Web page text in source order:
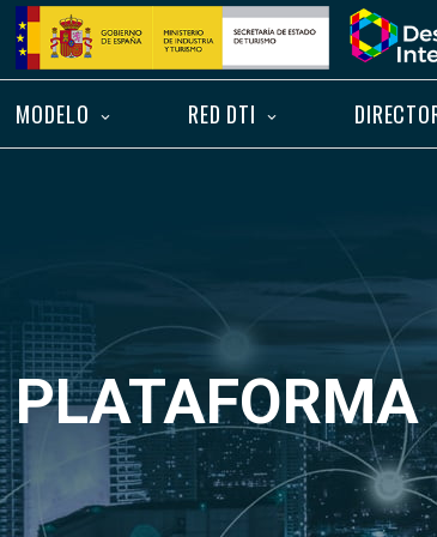
Saltar
contenido
Inicio
MODELO RED DTI
PLATAFORMA